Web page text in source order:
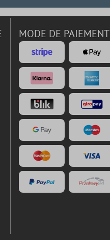
MODE DE PAIEMENT